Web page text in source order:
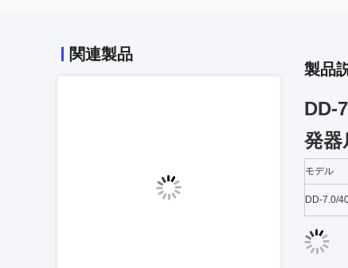
関連製品
製品
DD-
発器
モデル
DD-7.0/